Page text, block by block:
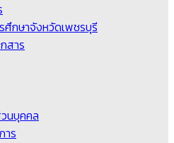
ศึกษาจังหวัดเพชรบุรี
สาร
นบุคคล
าร